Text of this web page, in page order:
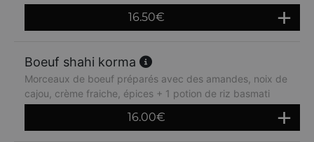
16.50€
Boeuf shahi korma
Morceaux de boeuf préparés avec des amandes, noix de
cajou, crème fraiche, épices + 1 potion de riz basmati
16.00€